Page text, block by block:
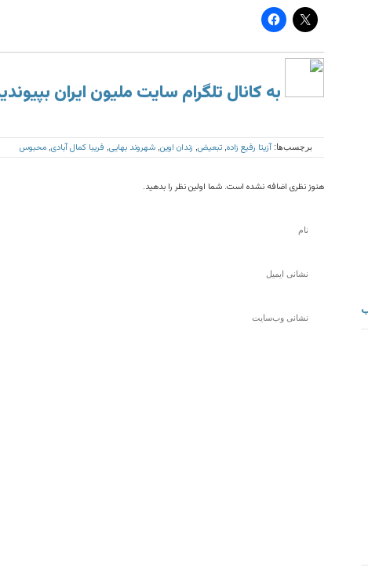
به کانال تلگرام سایت ملیون ایران
برچسب‌ها:آزیتا رفیع زاده تبعیض زندان اوین شهروند بهایی فریبا کمال آبادی محبوس
هنوز نظری اضافه نشده است. شما اولین نظر را بدهید.